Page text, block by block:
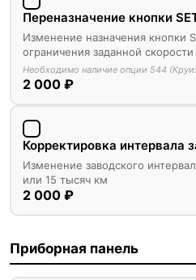
Переназначение кнопки
Изменение назначения кнопки
ограничения заданной скорости
Необходимо наличие опции 544
2 000 ₽
Корректировка интервала
Изменение заводского
или 15 тысяч км
2 000 ₽
Приборная панель